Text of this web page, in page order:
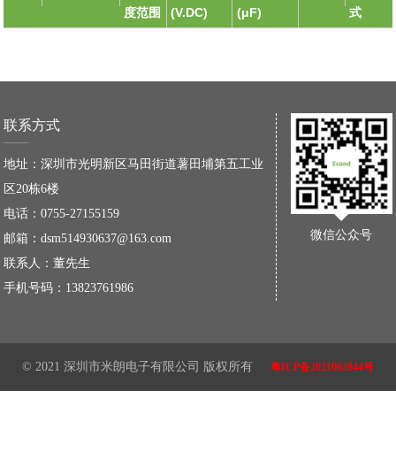
度范围
(V.DC)
(μF)
式
联系方式
地址：深圳市光明新区马田街道薯田埔第五工业
区20栋6楼
电话：0755-27155159
邮箱：dsm514930637@163.com
联系人：董先生
手机号码：13823761986
微信公众号
© 2021 深圳市米朗电子有限公司 版权所有 粤ICP备2021062844号